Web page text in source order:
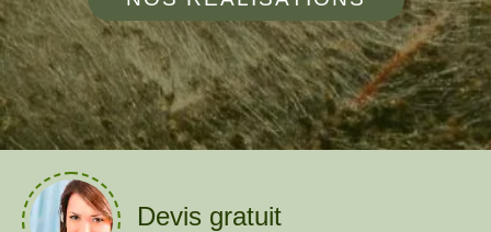
Devis gratuit